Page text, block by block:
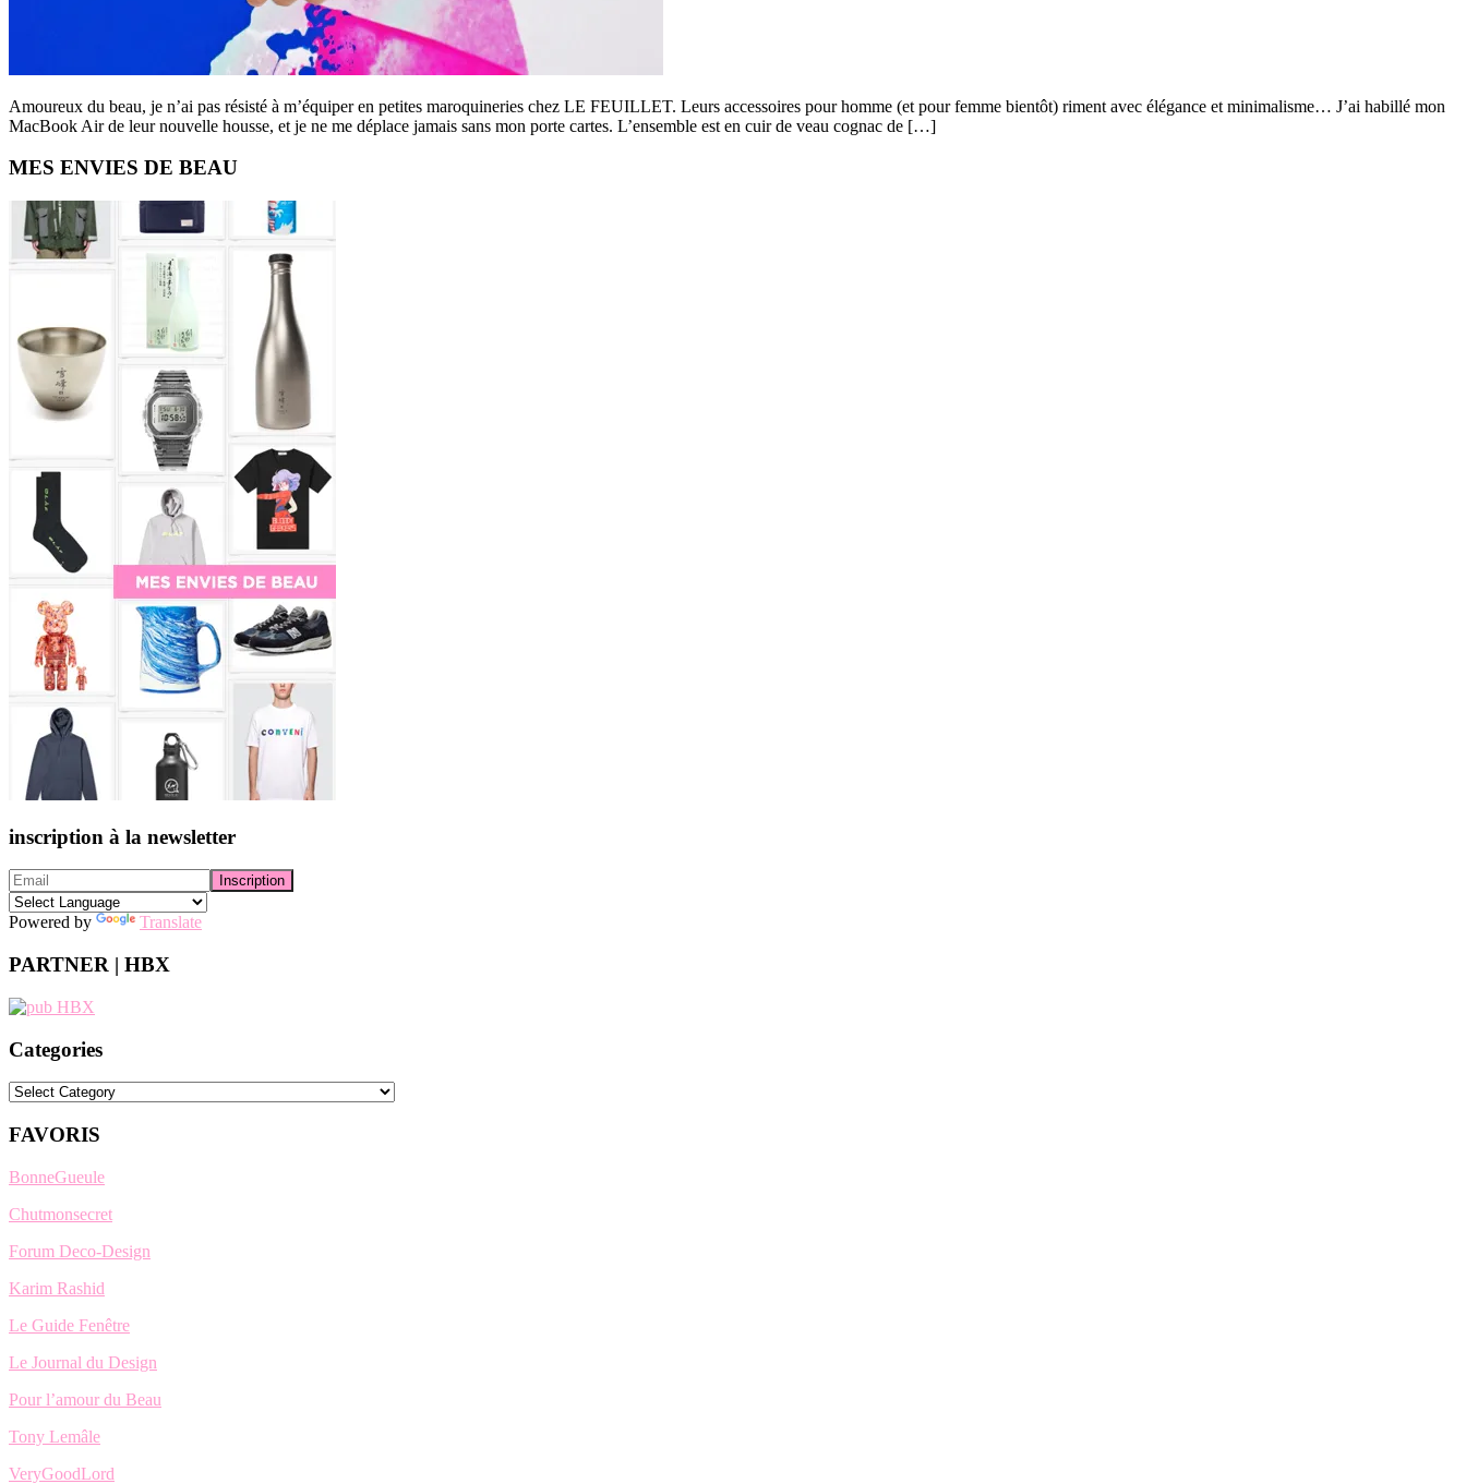
Amoureux du beau, je n’ai pas résisté à m’équiper en petites maroquineries chez LE FEUILLET. Leurs accessoires pour homme (et pour femme bientôt) riment avec élégance et minimalisme… J’ai habillé mon
MacBook Air de leur nouvelle housse, et je ne me déplace jamais sans mon porte cartes. L’ensemble est en cuir de veau cognac de […]
Primary
Sidebar
MES ENVIES DE BEAU
inscription à la newsletter
Powered by Translate
PARTNER | HBX
Categories
Categories
FAVORIS
BonneGueule
Chutmonsecret
Forum Deco-Design
Karim Rashid
Le Guide Fenêtre
Le Journal du Design
Pour l’amour du Beau
Tony Lemâle
VeryGoodLord